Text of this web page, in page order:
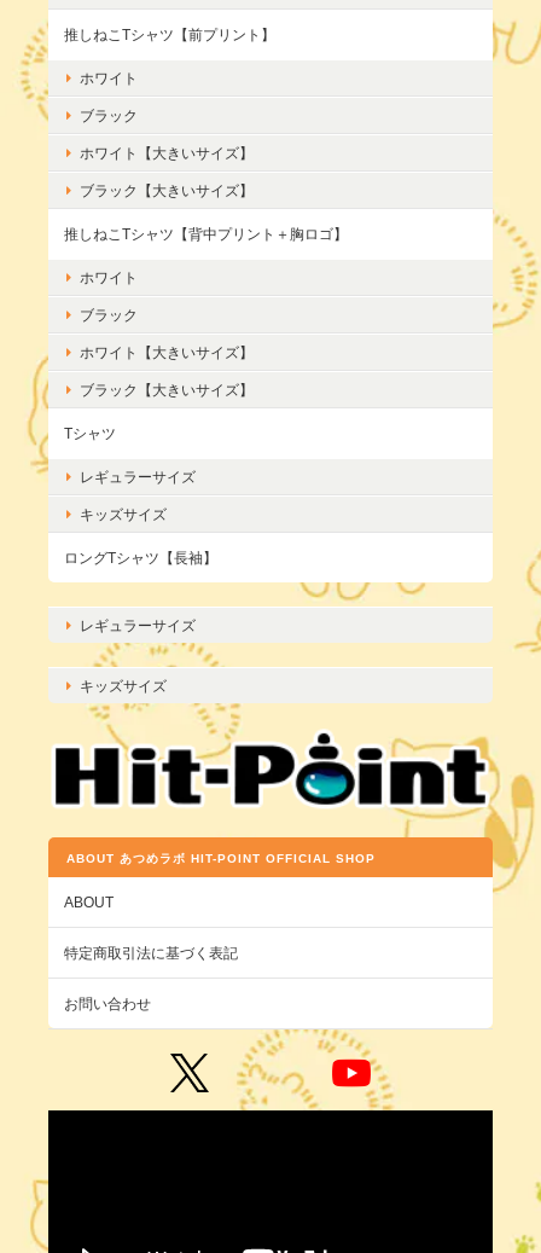
推しねこTシャツ【前プリント】
ホワイト
ブラック
ホワイト【大きいサイズ】
ブラック【大きいサイズ】
推しねこTシャツ【背中プリント＋胸ロゴ】
ホワイト
ブラック
ホワイト【大きいサイズ】
ブラック【大きいサイズ】
Tシャツ
レギュラーサイズ
キッズサイズ
ロングTシャツ【長袖】
レギュラーサイズ
キッズサイズ
ABOUT あつめラボ HIT-POINT OFFICIAL SHOP
ABOUT
特定商取引法に基づく表記
お問い合わせ